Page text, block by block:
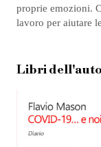
proprie emozioni.
lavoro per aiutare
Libri